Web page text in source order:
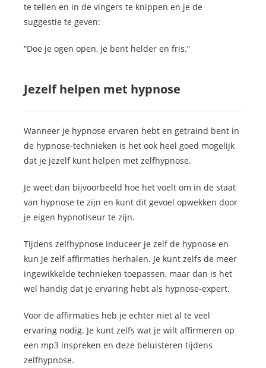
te tellen en in de vingers te knippen en je de
suggestie te geven:
“Doe je ogen open, je bent helder en fris.”
Jezelf helpen met hypnose
Wanneer je hypnose ervaren hebt en getraind bent in
de hypnose-technieken is het ook heel goed mogelijk
dat je jezelf kunt helpen met zelfhypnose.
Je weet dan bijvoorbeeld hoe het voelt om in de staat
van hypnose te zijn en kunt dit gevoel opwekken door
je eigen hypnotiseur te zijn.
Tijdens zelfhypnose induceer je zelf de hypnose en
kun je zelf affirmaties herhalen. Je kunt zelfs de meer
ingewikkelde technieken toepassen, maar dan is het
wel handig dat je ervaring hebt als hypnose-expert.
Voor de affirmaties heb je echter niet al te veel
ervaring nodig. Je kunt zelfs wat je wilt affirmeren op
een mp3 inspreken en deze beluisteren tijdens
zelfhypnose.